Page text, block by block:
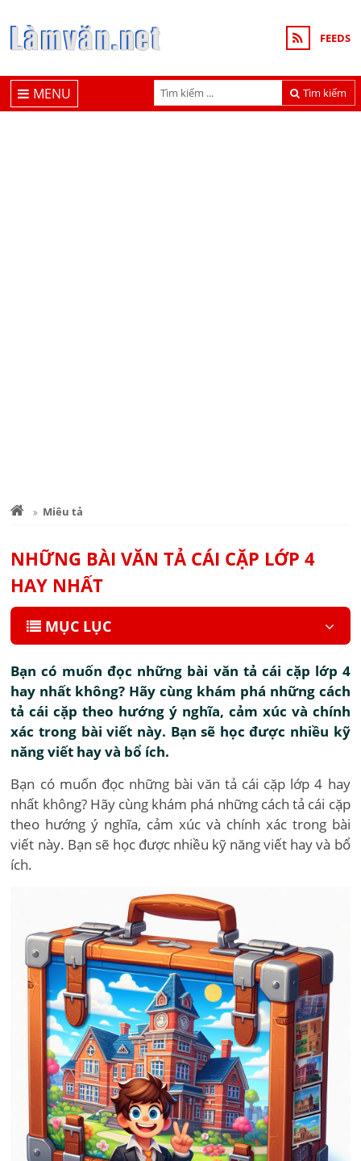
FEEDS
Tìm kiếm
MENU
Miêu tả
NHỮNG BÀI VĂN TẢ CÁI CẶP LỚP 4
HAY NHẤT
MỤC LỤC
Bạn có muốn đọc những bài văn tả cái cặp lớp 4
hay nhất không? Hãy cùng khám phá những cách
tả cái cặp theo hướng ý nghĩa, cảm xúc và chính
xác trong bài viết này. Bạn sẽ học được nhiều kỹ
năng viết hay và bổ ích.
Bạn có muốn đọc những bài văn tả cái cặp lớp 4 hay
nhất không? Hãy cùng khám phá những cách tả cái cặp
theo hướng ý nghĩa, cảm xúc và chính xác trong bài
viết này. Bạn sẽ học được nhiều kỹ năng viết hay và bổ
ích.